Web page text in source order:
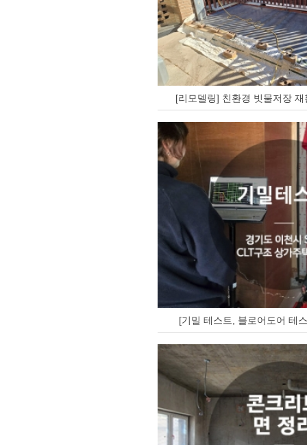
[리모델링] 친환경 빗물저장
[기밀 테스트, 블로어도어 테